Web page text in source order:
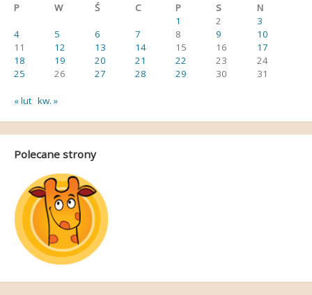
P
W Ś C P S
N
1
2
3
4
5 6 7 8 9
10
11
12 13 14 15 16
17
18
19 20 21 22 23
24
25
26 27 28 29 30 31
« lut kw. »
Polecane strony